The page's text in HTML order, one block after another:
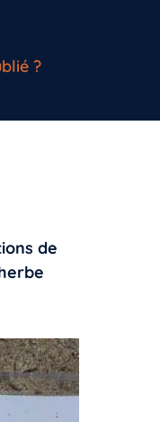
?
de